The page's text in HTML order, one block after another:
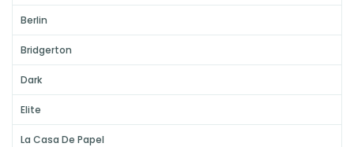
Berlin
Bridgerton
Dark
Elite
La Casa De Papel